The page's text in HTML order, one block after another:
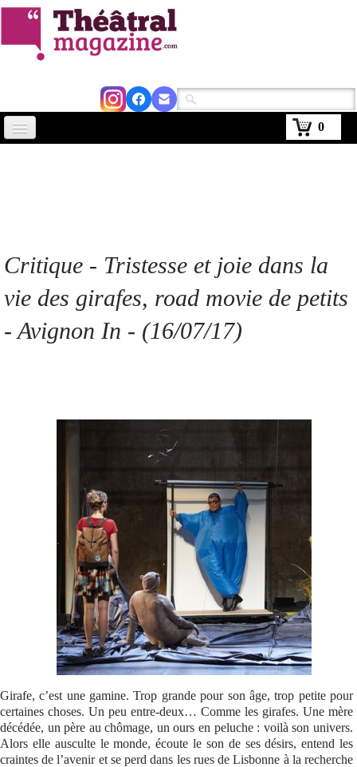
0
Agenda
Abonnement
Critique - Tristesse et joie dans la
vie des girafes, road movie de petits
- Avignon In - (16/07/17)
Girafe, c’est une gamine. Trop grande pour son âge, trop petite pour
certaines choses. Un peu entre-deux… Comme les girafes. Une mère
décédée, un père au chômage, un ours en peluche : voilà son univers.
Alors elle ausculte le monde, écoute le son de ses désirs, entend les
craintes de l’avenir et se perd dans les rues de Lisbonne à la recherche